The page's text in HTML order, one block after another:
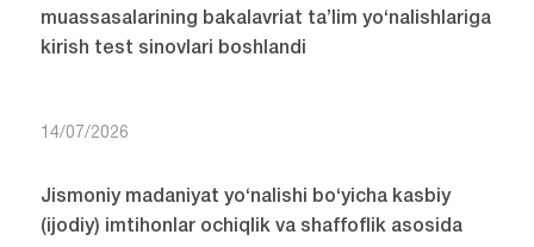
muassasalarining bakalavriat ta’lim yo‘nalishlariga
kirish test sinovlari boshlandi
14/07/2026
Jismoniy madaniyat yo‘nalishi bo‘yicha kasbiy
(ijodiy) imtihonlar ochiqlik va shaffoflik asosida